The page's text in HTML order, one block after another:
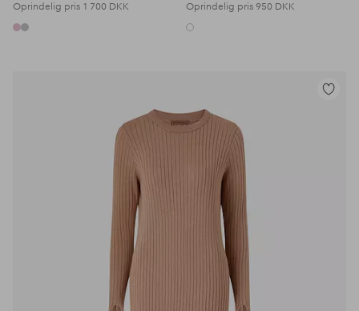
Oprindelig pris 1 700 DKK Oprindelig pris 950 DKK
Tilføj